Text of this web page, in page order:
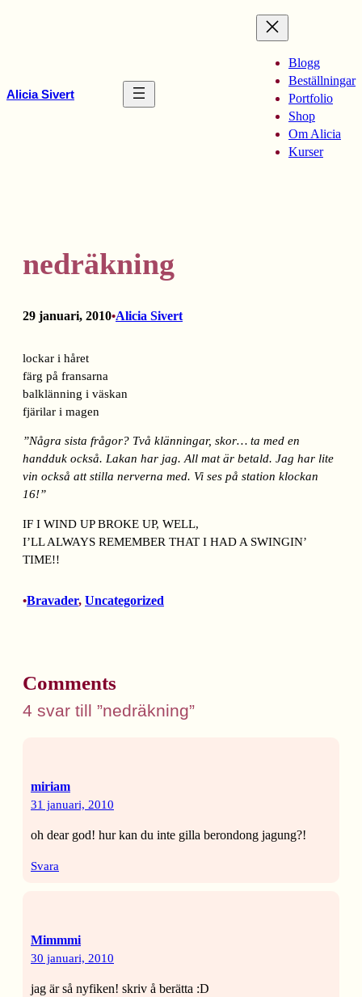
Alicia Sivert
Blogg
Beställningar
Portfolio
Shop
Om Alicia
Kurser
nedräkning
29 januari, 2010•Alicia Sivert
lockar i håret
färg på fransarna
balklänning i väskan
fjärilar i magen
”Några sista frågor? Två klänningar, skor… ta med en
handduk också. Lakan har jag. All mat är betald. Jag har lite
vin också att stilla nerverna med. Vi ses på station klockan
16!”
IF I WIND UP BROKE UP, WELL,
I’LL ALWAYS REMEMBER THAT I HAD A SWINGIN’
TIME!!
•Bravader, Uncategorized
Comments
4 svar till ”nedräkning”
miriam
31 januari, 2010
oh dear god! hur kan du inte gilla berondong jagung?!
Svara
Mimmmi
30 januari, 2010
jag är så nyfiken! skriv å berätta :D